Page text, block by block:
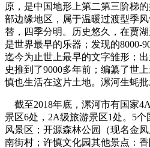
原，是中国地形上第二第三阶梯
部边缘地区，属于温暖过渡型季
替，四季分明。历史悠久，在贾
是世界最早的乐器；发现的8000-
迄今为止世上最早的文字雏形；
史推到了9000多年前；编纂了世
慎也生活在这片土地。漯河生蚝
截至2018年底，漯河市有国家
景区6处，2A级旅游景区1处。5
风景区；开源森林公园（现名金
南街村；许慎文化园其他景点：